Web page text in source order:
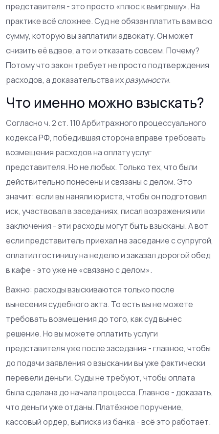
представителя - это просто «плюс к выигрышу». На
практике всё сложнее. Суд не обязан платить вам всю
сумму, которую вы заплатили адвокату. Он может
снизить её вдвое, а то и отказать совсем. Почему?
Потому что закон требует не просто подтверждения
расходов, а доказательства ихразумности.
Что именно можно взыскать?
Согласно ч. 2 ст. 110 Арбитражного процессуального
кодекса РФ, победившая сторона вправе требовать
возмещения расходов на оплату услуг
представителя. Но не любых. Только тех, что были
действительно понесены и связаны с делом. Это
значит: если вы наняли юриста, чтобы он подготовил
иск, участвовал в заседаниях, писал возражения или
заключения - эти расходы могут быть взысканы. А вот
если представитель приехал на заседание с супругой,
оплатил гостиницу на неделю и заказал дорогой обед
в кафе - это уже не «связано с делом».
Важно: расходы взыскиваются только после
вынесения судебного акта. То есть вы не можете
требовать возмещения до того, как суд вынес
решение. Но вы можете оплатить услуги
представителя уже после заседания - главное, чтобы
до подачи заявления о взыскании вы уже фактически
перевели деньги. Суды не требуют, чтобы оплата
была сделана до начала процесса. Главное - доказать,
что деньги уже отданы. Платёжное поручение,
кассовый ордер, выписка из банка - всё это работает.